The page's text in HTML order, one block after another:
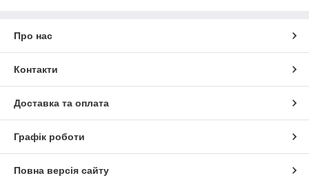
Про нас
Контакти
Доставка та оплата
Графік роботи
Повна версія сайту